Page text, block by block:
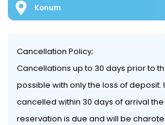
Konum
Cancellation Policy;
Cancellations up to 30 days prior to
possible with only the loss of deposit.
cancelled within 30 days of arrival
reservation is due and will be